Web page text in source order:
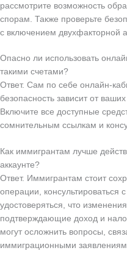
рассмотрите возможность
спорам. Также проверьте
с включением двухфакторной
Опасно ли использовать
такими счетами?
Ответ. Сам по себе онлайн-
безопасность зависит от
Включите все доступные
сомнительным ссылкам и
Как иммигрантам лучше
аккаунте?
Ответ. Иммигрантам стоит
операции, консультироваться
удостоверяться, что
подтверждающие доход и
могут осложнить вопросы,
иммиграционными